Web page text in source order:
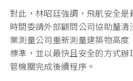
對此，林昭廷強調，飛航安全
時間委請外部顧問公司協助釐
業測量公司重新測量建築物高度
標準，並以最快且安全的方式辦
管機關完成後續程序。